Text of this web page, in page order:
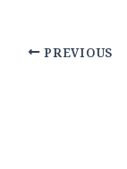
PREVIOUS